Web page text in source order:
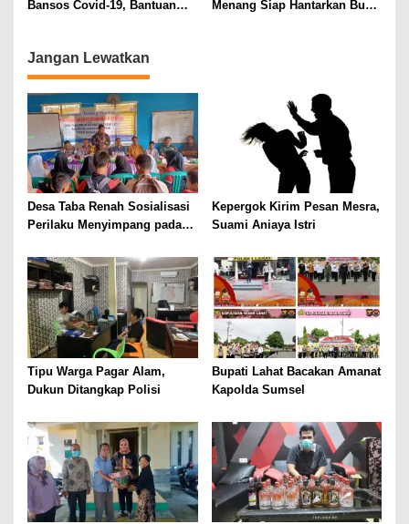
Bansos Covid-19, Bantuan
Menang Siap Hantarkan Budi-
Jangan Lewatkan
Desa Taba Renah Sosialisasi
Perilaku Menyimpang pada
Kepergok Kirim Pesan Mesra,
Suami Aniaya Istri
Tipu Warga Pagar Alam,
Dukun Ditangkap Polisi
Bupati Lahat Bacakan Amanat
Kapolda Sumsel